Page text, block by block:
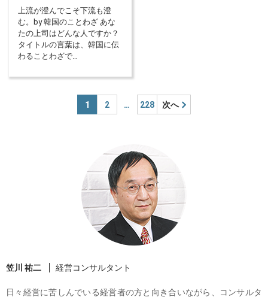
上流が澄んでこそ下流も澄
む。by 韓国のことわざ あな
たの上司はどんな人ですか？
タイトルの言葉は、韓国に伝
わることわざで…
1 2 … 228 次へ
笠川 祐二 経営コンサルタント
日々経営に苦しんでいる経営者の方と向き合いながら、コンサルタ